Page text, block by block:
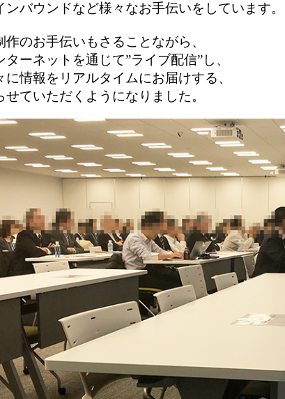
バウンドなど様々なお手伝いをしています。
のお手伝いもさることながら、
ーネットを通じて”ライブ配信”し、
情報をリアルタイムにお届けする、
ていただくようになりました。